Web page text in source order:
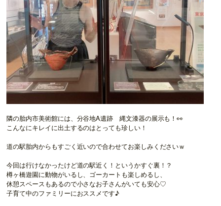
隣の胎内市美術館には、分谷地A遺跡 縄文漆器の展示も！👀
こんなにキレイに出土するのはとっても珍しい！
道の駅胎内からもすごく近いので合わせてお楽しみくださいｗ
今回は行けなかったけど道の駅近く！というかすぐ裏！？
樽ヶ橋遊園に動物がいるし、ゴーカートも楽しめるし、
休憩スペースもあるので小さなお子さんがいても安心♡
子育て中のファミリーにおススメです♪